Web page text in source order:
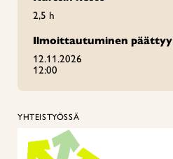
2,5 h
Ilmoittautuminen päättyy
12.11.2026
12:00
YHTEISTYÖSSÄ